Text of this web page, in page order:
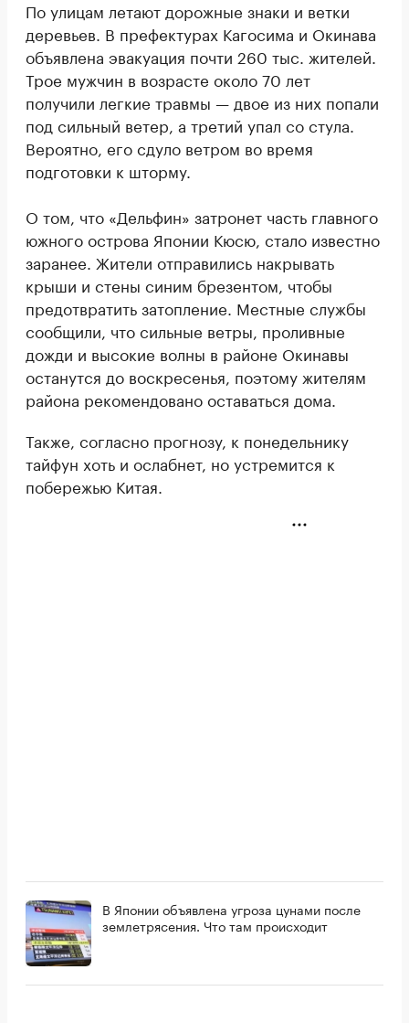
По улицам летают дорожные знаки и ветки
деревьев. В префектурах Кагосима и Окинава
объявлена эвакуация почти 260 тыс. жителей.
Трое мужчин в возрасте около 70 лет
получили легкие травмы — двое из них попали
под сильный ветер, а третий упал со стула.
Вероятно, его сдуло ветром во время
подготовки к шторму.
О том, что «Дельфин» затронет часть главного
южного острова Японии Кюсю, стало известно
заранее. Жители отправились накрывать
крыши и стены синим брезентом, чтобы
предотвратить затопление. Местные службы
сообщили, что сильные ветры, проливные
дожди и высокие волны в районе Окинавы
останутся до воскресенья, поэтому жителям
района рекомендовано оставаться дома.
Также, согласно прогнозу, к понедельнику
тайфун хоть и ослабнет, но устремится к
побережью Китая.
В Японии объявлена угроза цунами после
землетрясения. Что там происходит